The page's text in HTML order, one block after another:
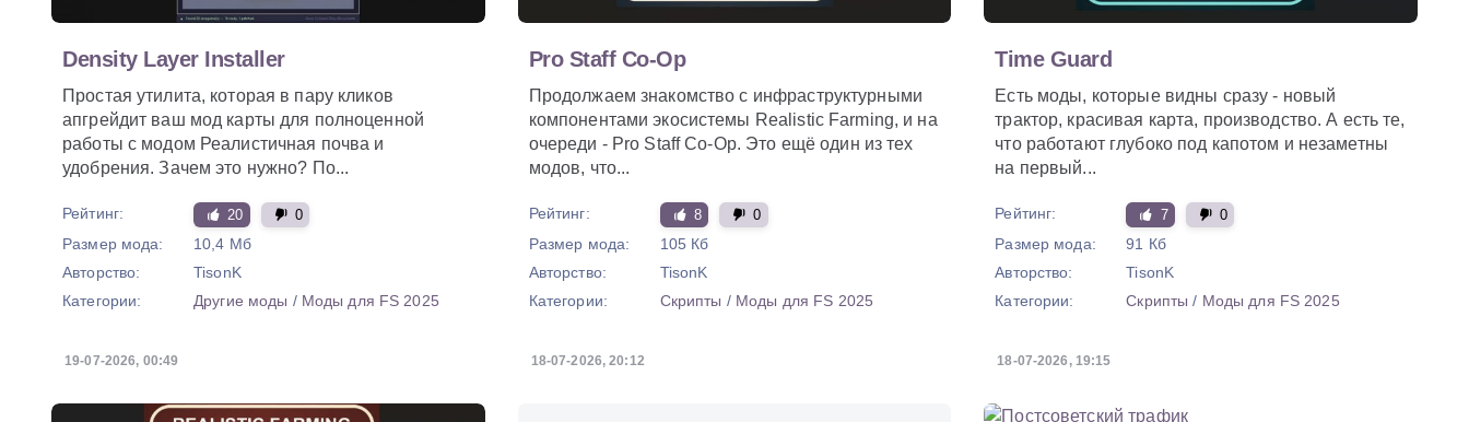
Density Layer Installer
Простая утилита, которая в пару кликов
апгрейдит ваш мод карты для полноценной
работы с модом Реалистичная почва и
удобрения. Зачем это нужно? По...
Рейтинг: 20 0
Размер мода:
10,4 Мб
Авторство:
TisonK
Категории:
Другие моды / Моды для FS 2025
19-07-2026, 00:49
Pro Staff Co-Op
Продолжаем знакомство с инфраструктурными
компонентами экосистемы Realistic Farming, и на
очереди - Pro Staff Co-Op. Это ещё один из тех
модов, что...
Рейтинг: 8 0
Размер мода:
105 Кб
Авторство:
TisonK
Категории:
Скрипты / Моды для FS 2025
18-07-2026, 20:12
Time Guard
Есть моды, которые видны сразу - новый
трактор, красивая карта, производство. А есть те,
что работают глубоко под капотом и незаметны
на первый...
Рейтинг: 7 0
Размер мода:
91 Кб
Авторство:
TisonK
Категории:
Скрипты / Моды для FS 2025
18-07-2026, 19:15